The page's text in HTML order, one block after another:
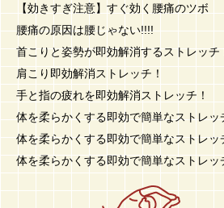
【効きすぎ注意】すぐ効く腰痛のツボ
腰痛の原因は腰じゃない!!!!
首こりと姿勢が即効解消するストレッチ
肩こり即効解消ストレッチ！
手と指の疲れを即効解消ストレッチ！
体を柔らかくする即効で簡単なストレ
体を柔らかくする即効で簡単なストレ
体を柔らかくする即効で簡単なストレ